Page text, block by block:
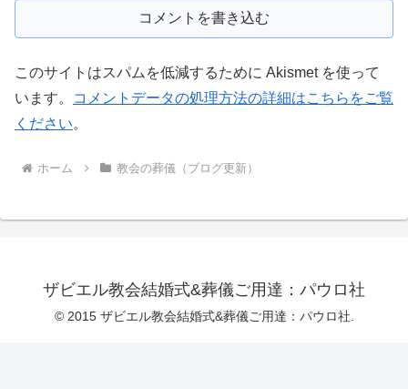
コメントを書き込む
このサイトはスパムを低減するために Akismet を使って
います。
コメントデータの処理方法の詳細はこちらをご覧
ください。
ホーム 教会の葬儀（ブログ更新）
ザビエル教会結婚式&葬儀ご用達：パウロ社
© 2015 ザビエル教会結婚式&葬儀ご用達：パウロ社.